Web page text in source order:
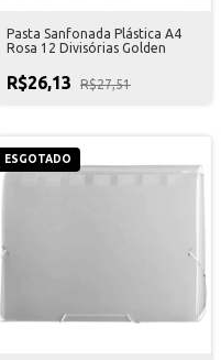
Pasta Sanfonada Plástica A4
Rosa 12 Divisórias Golden
R$26,13 R$27,51
ESGOTADO